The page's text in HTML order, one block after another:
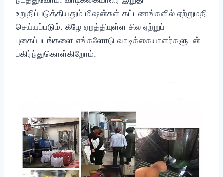
உறுதிப்படுத்தியதும் மிஷன்கள் கட்டணங்களில் ஏற்றுமதி
செய்யப்படும். கீழே ஏறத்தியுள்ள சில ஏற்றுப்
புகைப்படங்களை எங்களோடு வாடிக்கையாளர்களுடன்
பகிர்ந்துகொள்கிறோம்.